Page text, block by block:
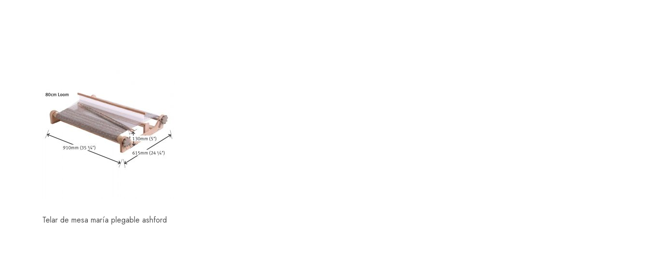
Telar de mesa maría plegable ashford